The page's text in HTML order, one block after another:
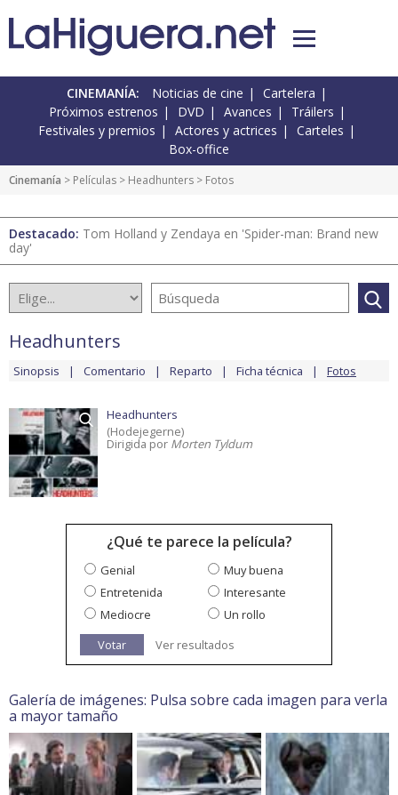
CINEMANÍA: Noticias de cine
Cartelera
Próximos estrenos
DVD Avances
Tráilers
Festivales y premios
Actores y actrices
Carteles
Box-office
Cinemanía > Películas > Headhunters > Fotos
Destacado: Tom Holland y Zendaya en 'Spider-man: Brand new
day'
Headhunters
Sinopsis Comentario Reparto Ficha técnica Fotos
Headhunters
(Hodejegerne)
Dirigida por Morten Tyldum
¿Qué te parece la película?
Genial
Muy buena
Entretenida
Interesante
Mediocre
Un rollo
Votar
Ver resultados
Galería de imágenes: Pulsa sobre cada imagen para verla
a mayor tamaño